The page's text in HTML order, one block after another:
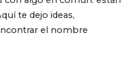
te dejo ideas,
el nombre